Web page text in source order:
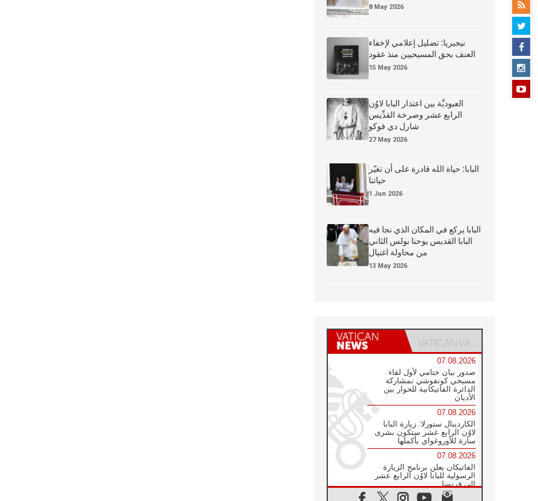
8 May 2026
نيجيريا: تضليل إعلامي لإخفاء
العنف بحق المسيحيين منذ عقود
15 May 2026
العبوديَّة بين اعتذار البابا لاوُن
الرابع عشر وصرخة القدِّيس
شارل دي فوكو
27 May 2026
البابا: حياة الله قادرة على أن تغيّر
حياتنا
1 Jun 2026
البابا يركع في المكان الذي نجا فيه
البابا القديس يوحنا بولس الثاني
من محاولة اغتيال
13 May 2026
07.08.2026
صدور بيان ختامي لأول لقاء
مسيحي كونفوشي بمشاركة
الدائرة الفاتيكانية للحوار بين
الأديان
07.08.2026
الكاردينال ستورلا: زيارة البابا
لاوُن الرابع عشر ستكون بشرى
سارة للأوروغواي بأكملها
07.08.2026
الفاتيكان يعلن برنامج الزيارة
الرسولية للبابا لاوُن الرابع عشر
إلى فرنسا
07.08.2026